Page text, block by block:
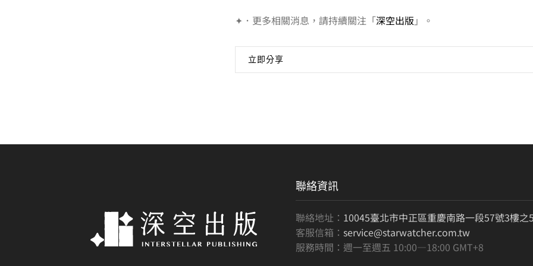
✦．更多相關消息，請持續關注「深空出版 」。
立即分享
聯絡資訊
聯絡地址： 10045臺北市中正區重慶南路一段57號3樓之
客服信箱： service@starwatcher.com.tw
服務時間：週一至週五 10:00—18:00 GMT+8